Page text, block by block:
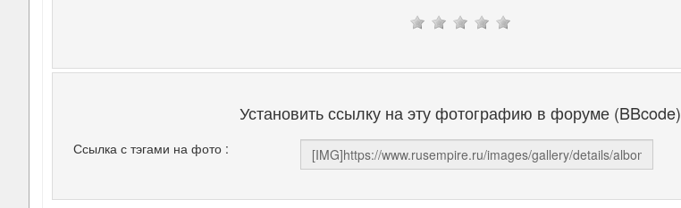
Установить ссылку на эту фотографию в форуме (BBcode)
Ссылка с тэгами на фото :